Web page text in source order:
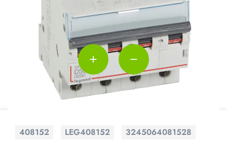
408152 LEG408152 3245064081528
add remove